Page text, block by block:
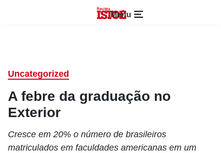
Menu
Uncategorized
A febre da graduação no
Exterior
Cresce em 20% o número de brasileiros
matriculados em faculdades americanas em um